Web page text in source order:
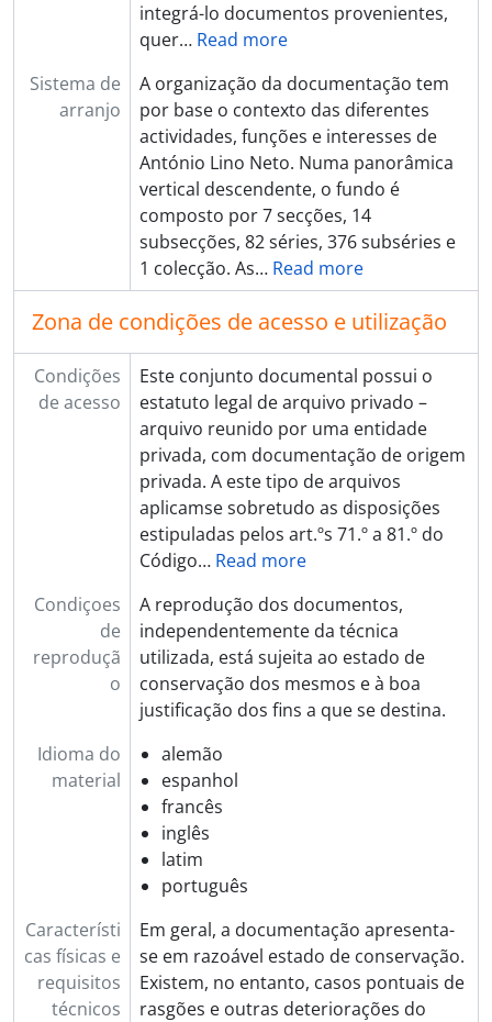
integrá-lo documentos provenientes,
quer… Read more
Sistema de
arranjo
A organização da documentação tem
por base o contexto das diferentes
actividades, funções e interesses de
António Lino Neto. Numa panorâmica
vertical descendente, o fundo é
composto por 7 secções, 14
subsecções, 82 séries, 376 subséries e
1 colecção. As… Read more
Zona de condições de acesso e utilização
Condições
de acesso
Este conjunto documental possui o
estatuto legal de arquivo privado –
arquivo reunido por uma entidade
privada, com documentação de origem
privada. A este tipo de arquivos
aplicamse sobretudo as disposições
estipuladas pelos art.ºs 71.º a 81.º do
Código… Read more
Condiçoes
de
reproduçã
o
A reprodução dos documentos,
independentemente da técnica
utilizada, está sujeita ao estado de
conservação dos mesmos e à boa
justificação dos fins a que se destina.
Idioma do
material
alemão
espanhol
francês
inglês
latim
português
Característi
cas físicas e
requisitos
técnicos
Em geral, a documentação apresenta-
se em razoável estado de conservação.
Existem, no entanto, casos pontuais de
rasgões e outras deteriorações do